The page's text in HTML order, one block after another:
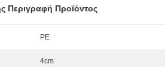
Περιγραφή Προϊόντος
PE
4cm